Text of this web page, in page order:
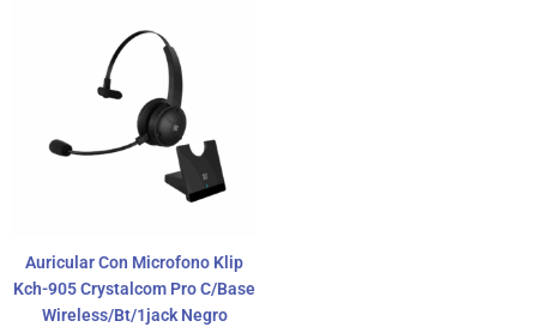
Auricular Con Microfono Klip
Kch-905 Crystalcom Pro C/Base
Wireless/Bt/1jack Negro